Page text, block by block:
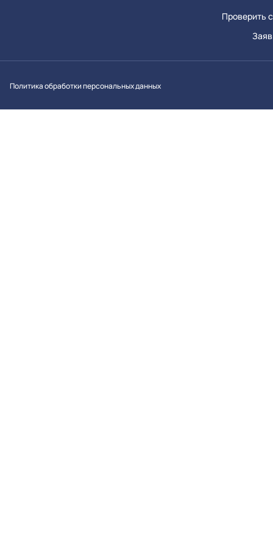
Проверить
Политика обработки персональных данных